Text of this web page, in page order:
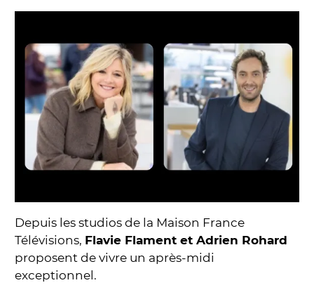
Depuis les studios de la Maison France
Télévisions, Flavie Flament et Adrien Rohard
proposent de vivre un après-midi
exceptionnel.